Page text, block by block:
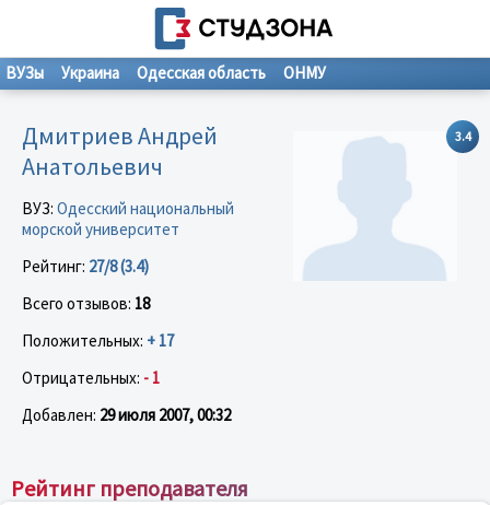
ВУЗы Украина Одесская область ОНМУ
3.4
Дмитриев Андрей
Анатольевич
ВУЗ: Одесский национальный
морской университет
Рейтинг: 27/8 (3.4)
Всего отзывов: 18
Положительных: + 17
Отрицательных: - 1
Добавлен: 29 июля 2007, 00:32
Рейтинг преподавателя